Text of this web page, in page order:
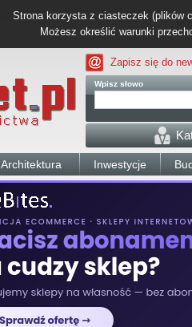
Strona korzysta z ciasteczek (plików
Możesz określić warunki
Zapisz się do
Wpisz słowo
Architektura Inwestycje